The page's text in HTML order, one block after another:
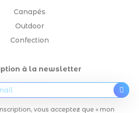
Canapés
Outdoor
Confection
à la newsletter
vous acceptez que « mon